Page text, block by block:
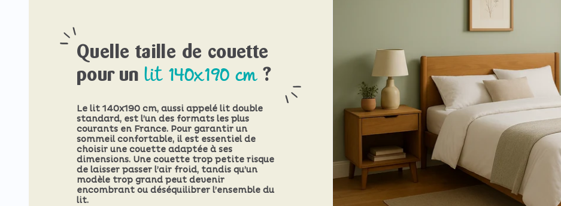
Quelle taille de couette
pour unlit 140x190 cm?
Le lit 140x190 cm, aussi appelé lit double
standard, est l’un des formats les plus
courants en France. Pour garantir un
sommeil confortable, il est essentiel de
choisir une couette adaptée à ses
dimensions. Une couette trop petite risque
de laisser passer l’air froid, tandis qu’un
modèle trop grand peut devenir
encombrant ou déséquilibrer l’ensemble du
lit.